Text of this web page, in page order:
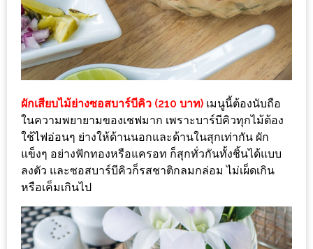
เด็ด
สำหรับ
คุณ
แม่
สบาย
ใจ๋…
สไตล์
นิมมาน
(ดี
คอน
ผักเสียบไม้ย่างซอสบาร์บีคิว (210 บาท) เมนูนี้ต้องนับถือ
ในความพยายามของเชฟมาก เพราะบาร์บีคิวทุกไม้ต้อง
ใช้ไฟอ่อนๆ ย่างให้ด้านนอกและด้านในสุกเท่ากัน ผัก
แข็งๆ อย่างฟักทองหรือแครอท ก็สุกทั่วกันทั้งชิ้นได้แบบ
ลงตัว และซอสบาร์บีคิวก็รสชาติกลมกล่อม ไม่เผ็ดเกิน
หรือเค็มเกินไป